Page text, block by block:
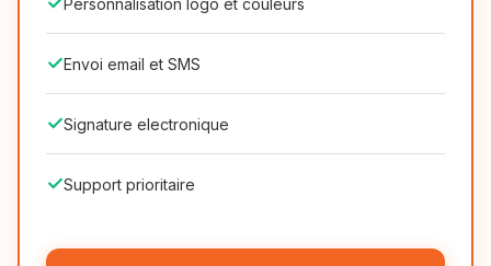
✓Envoi email et SMS
✓Signature electronique
✓Support prioritaire